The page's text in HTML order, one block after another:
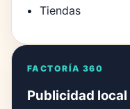
Tiendas
FACTORÍA 360
Publicidad